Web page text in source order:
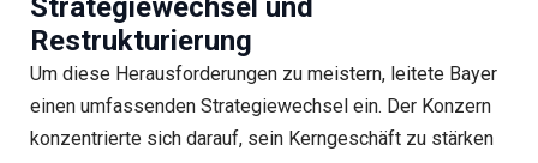
Strategiewechsel und
Restrukturierung
Um diese Herausforderungen zu meistern, leitete Bayer
einen umfassenden Strategiewechsel ein. Der Konzern
konzentrierte sich darauf, sein Kerngeschäft zu stärken